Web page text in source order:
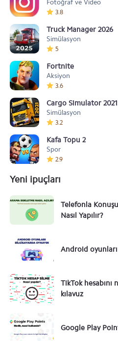
Fotoğraf ve Video
3.8
Truck Manager 2026
Simülasyon
5
Fortnite
Aksiyon
3.6
Cargo Simulator
Simülasyon
3.2
Kafa Topu 2
Spor
2.9
Yeni ipuçları
Telefonla
Nasıl Yapılır?
Android
TikTok hesabını
kılavuz
Google Play